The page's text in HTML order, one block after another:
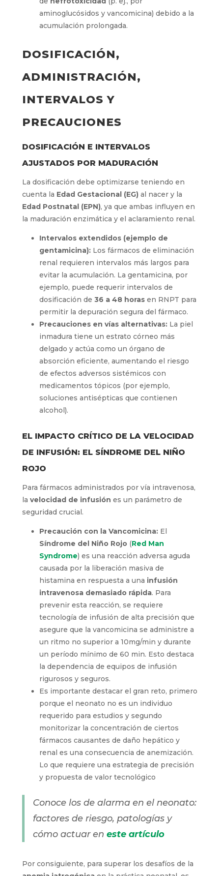
aminoglucósidos y vancomicina) debido a la
acumulación prolongada.
DOSIFICACIÓN,
ADMINISTRACIÓN,
INTERVALOS Y
PRECAUCIONES
DOSIFICACIÓN E INTERVALOS
AJUSTADOS POR MADURACIÓN
La dosificación debe optimizarse teniendo en
cuenta la Edad Gestacional (EG)al nacer y la
Edad Postnatal (EPN), ya que ambas influyen en
la maduración enzimática y el aclaramiento renal.
Intervalos extendidos (ejemplo de
gentamicina):Los fármacos de eliminación
renal requieren intervalos más largos para
evitar la acumulación. La gentamicina, por
ejemplo, puede requerir intervalos de
dosificación de 36 a 48 horas en RNPT para
permitir la depuración segura del fármaco.
Precauciones en vías alternativas: La piel
inmadura tiene un estrato córneo más
delgado y actúa como un órgano de
absorción eficiente, aumentando el riesgo
de efectos adversos sistémicos con
medicamentos tópicos (por ejemplo,
soluciones antisépticas que contienen
alcohol).
EL IMPACTO CRÍTICO DE LA VELOCIDAD
DE INFUSIÓN: EL SÍNDROME DEL NIÑO
ROJO
Para fármacos administrados por vía intravenosa,
la velocidad de infusión es un parámetro de
seguridad crucial.
Precaución con la Vancomicina:El
Síndrome del Niño Rojo(Red Man
Syndrome) es una reacción adversa aguda
causada por la liberación masiva de
histamina en respuesta a una infusión
intravenosa demasiado rápida. Para
prevenir esta reacción, se requiere
tecnología de infusión de alta precisión que
asegure que la vancomicina se administre a
un ritmo no superior a 10mg/min y durante
un período mínimo de 60 min. Esto destaca
la dependencia de equipos de infusión
rigurosos y seguros.
Es importante destacar el gran reto, primero
porque el neonato no es un individuo
requerido para estudios y segundo
monitorizar la concentración de ciertos
fármacos causantes de daño hepático y
renal es una consecuencia de anemización.
Lo que requiere una estrategia de precisión
y propuesta de valor tecnológico
Conoce los de alarma en el neonato:
factores de riesgo, patologías y
cómo actuar eneste artículo
Por consiguiente, para superar los desafíos de la